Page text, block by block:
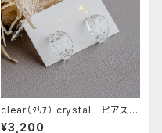
clear（ｸﾘｱ） crystal ピアス
チタンポスト
¥3,200